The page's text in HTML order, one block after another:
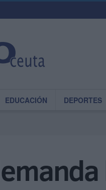
EDUCACIÓN DEPORTES